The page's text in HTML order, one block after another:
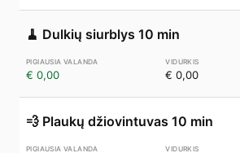
🧹 Dulkių siurblys 10 min
€ 0,00 € 0,00
💨 Plaukų džiovintuvas 10 min